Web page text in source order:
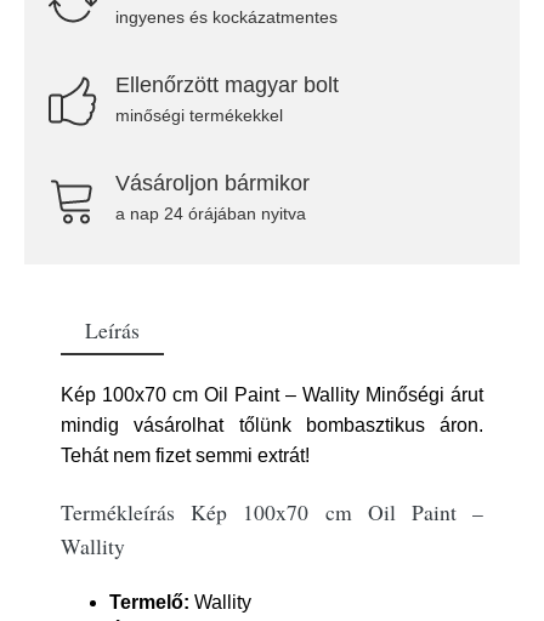
ingyenes és kockázatmentes
Ellenőrzött magyar bolt
minőségi termékekkel
Vásároljon bármikor
a nap 24 órájában nyitva
Leírás
Kép 100x70 cm Oil Paint – Wallity Minőségi árut
mindig vásárolhat tőlünk bombasztikus áron.
Tehát nem fizet semmi extrát!
Termékleírás Kép 100x70 cm Oil Paint –
Wallity
Termelő: Wallity